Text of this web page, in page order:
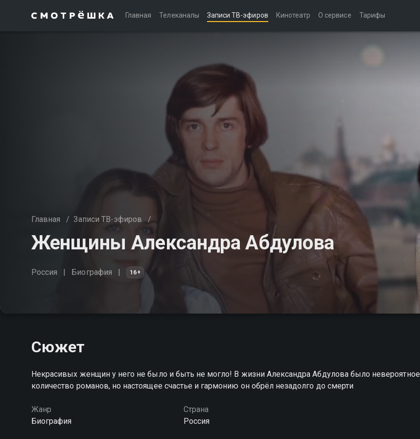
Главная Телеканалы Записи ТВ-эфиров Кинотеатр О сервисе Тарифы
Главная / Записи ТВ-эфиров /
Женщины Александра Абдулова
Россия Биография 16+
Сюжет
Некрасивых женщин у него не было и быть не могло! В жизни Александра Абдулова было невероятное
количество романов, но настоящее счастье и гармонию он обрёл незадолго до смерти
Жанр
Биография
Страна
Россия